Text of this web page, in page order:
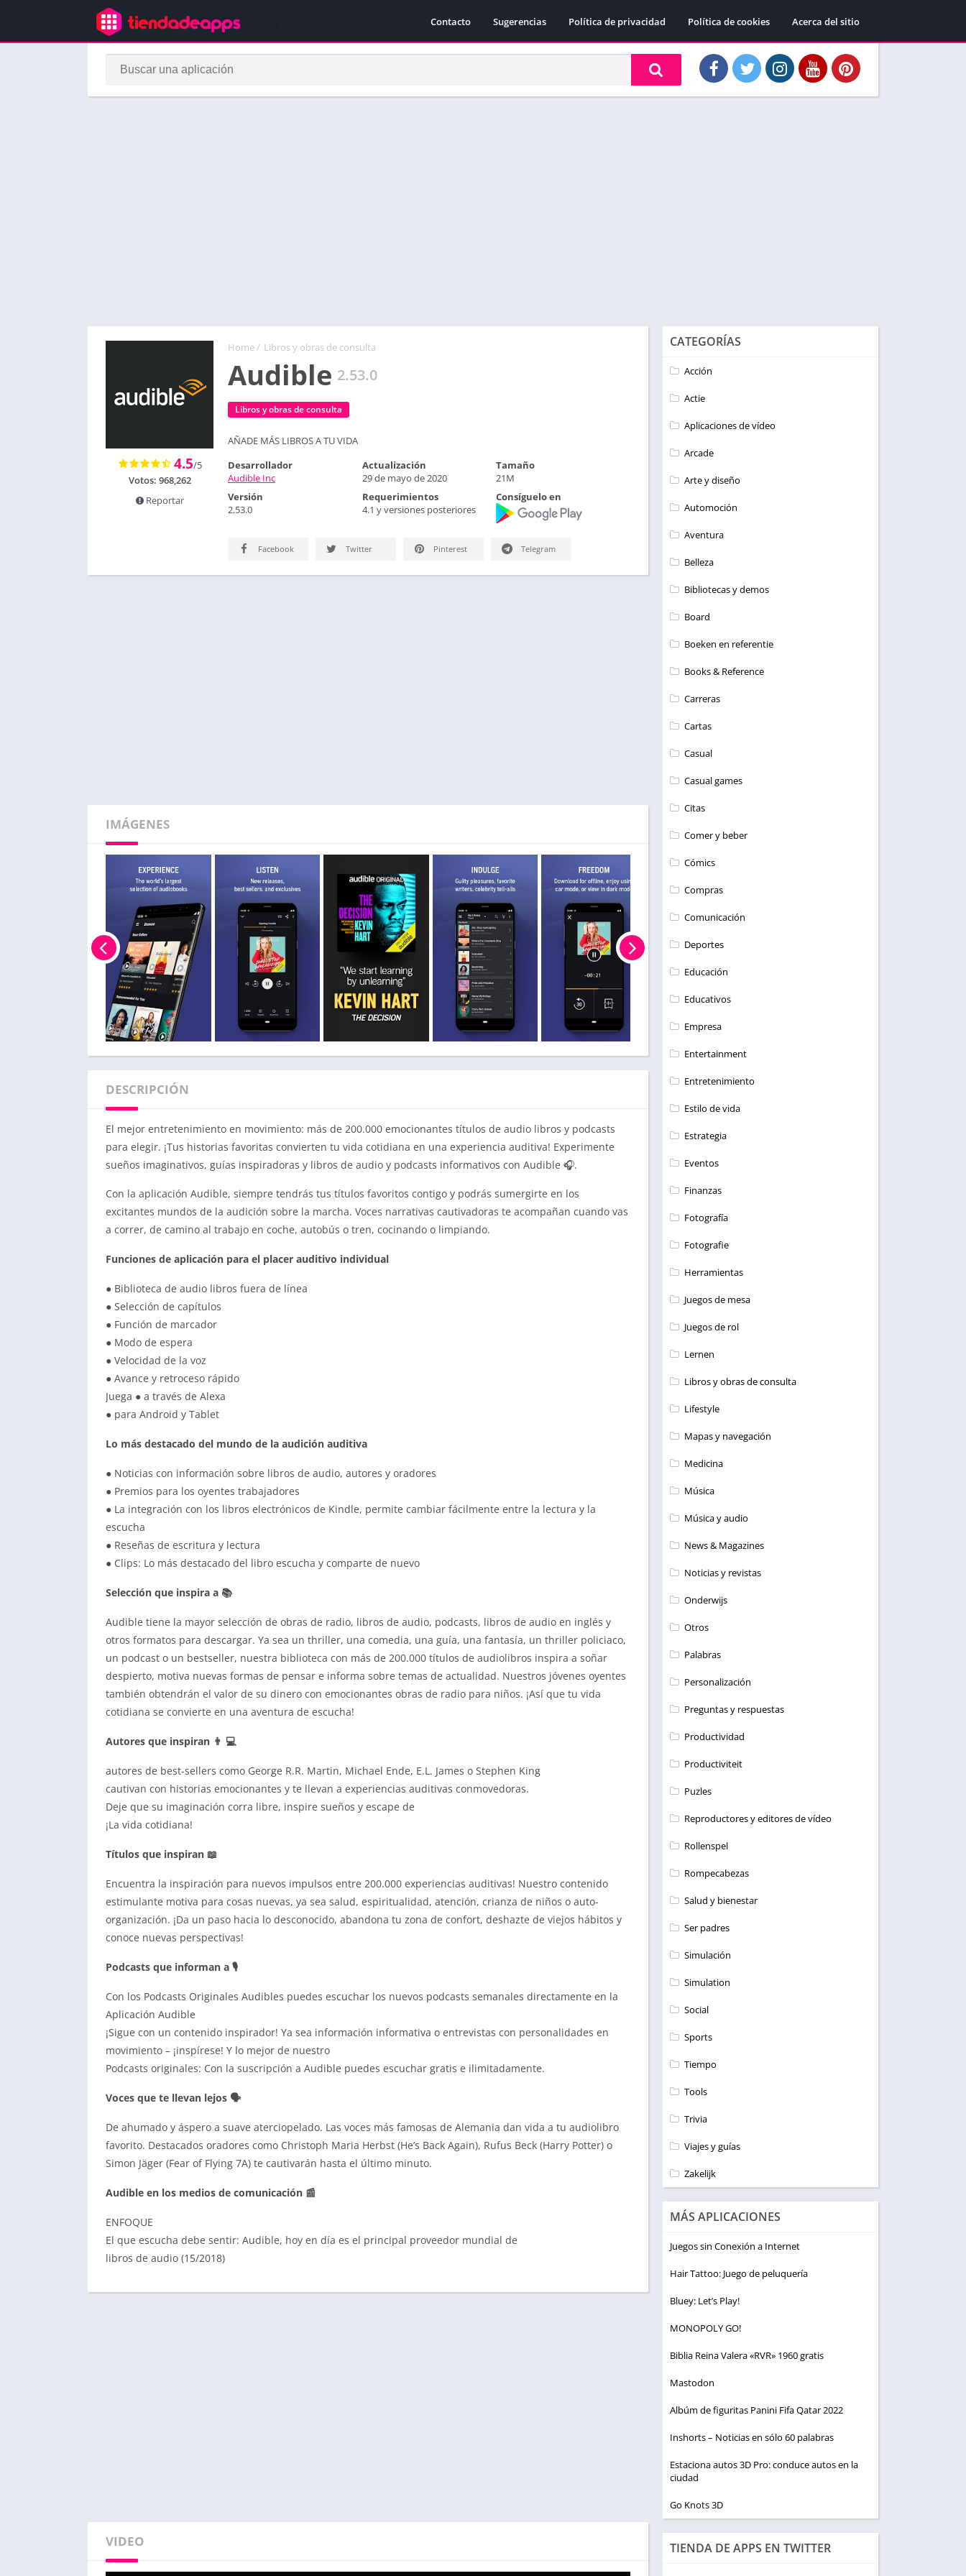
Contacto Sugerencias Política de privacidad Política de cookies Acerca del sitio
Home/ Libros y obras de consulta
Audible 2.53.0
Libros y obras de consulta
AÑADE MÁS LIBROS A TU VIDA
4.5/5
Votos: 968,262
Reportar
Desarrollador
Audible Inc
Actualización
29 de mayo de 2020
Tamaño
21M
Versión
2.53.0
Requerimientos
4.1 y versiones posteriores
Consíguelo en
Facebook Twitter Pinterest Telegram
IMÁGENES
DESCRIPCIÓN
El mejor entretenimiento en movimiento: más de 200.000 emocionantes títulos de audio libros y podcasts
para elegir. ¡Tus historias favoritas convierten tu vida cotidiana en una experiencia auditiva! Experimente
sueños imaginativos, guías inspiradoras y libros de audio y podcasts informativos con Audible 🎧.
Con la aplicación Audible, siempre tendrás tus títulos favoritos contigo y podrás sumergirte en los
excitantes mundos de la audición sobre la marcha. Voces narrativas cautivadoras te acompañan cuando vas
a correr, de camino al trabajo en coche, autobús o tren, cocinando o limpiando.
Funciones de aplicación para el placer auditivo individual
● Biblioteca de audio libros fuera de línea
● Selección de capítulos
● Función de marcador
● Modo de espera
● Velocidad de la voz
● Avance y retroceso rápido
Juega ● a través de Alexa
● para Android y Tablet
Lo más destacado del mundo de la audición auditiva
● Noticias con información sobre libros de audio, autores y oradores
● Premios para los oyentes trabajadores
● La integración con los libros electrónicos de Kindle, permite cambiar fácilmente entre la lectura y la
escucha
● Reseñas de escritura y lectura
● Clips: Lo más destacado del libro escucha y comparte de nuevo
Selección que inspira a 📚
Audible tiene la mayor selección de obras de radio, libros de audio, podcasts, libros de audio en inglés y
otros formatos para descargar. Ya sea un thriller, una comedia, una guía, una fantasía, un thriller policiaco,
un podcast o un bestseller, nuestra biblioteca con más de 200.000 títulos de audiolibros inspira a soñar
despierto, motiva nuevas formas de pensar e informa sobre temas de actualidad. Nuestros jóvenes oyentes
también obtendrán el valor de su dinero con emocionantes obras de radio para niños. ¡Así que tu vida
cotidiana se convierte en una aventura de escucha!
Autores que inspiran 👨 💻
autores de best-sellers como George R.R. Martin, Michael Ende, E.L. James o Stephen King
cautivan con historias emocionantes y te llevan a experiencias auditivas conmovedoras.
Deje que su imaginación corra libre, inspire sueños y escape de
¡La vida cotidiana!
Títulos que inspiran 📖
Encuentra la inspiración para nuevos impulsos entre 200.000 experiencias auditivas! Nuestro contenido
estimulante motiva para cosas nuevas, ya sea salud, espiritualidad, atención, crianza de niños o auto-
organización. ¡Da un paso hacia lo desconocido, abandona tu zona de confort, deshazte de viejos hábitos y
conoce nuevas perspectivas!
Podcasts que informan a 🎙
Con los Podcasts Originales Audibles puedes escuchar los nuevos podcasts semanales directamente en la
Aplicación Audible
¡Sigue con un contenido inspirador! Ya sea información informativa o entrevistas con personalidades en
movimiento – ¡inspírese! Y lo mejor de nuestro
Podcasts originales: Con la suscripción a Audible puedes escuchar gratis e ilimitadamente.
Voces que te llevan lejos 🗣
De ahumado y áspero a suave aterciopelado. Las voces más famosas de Alemania dan vida a tu audiolibro
favorito. Destacados oradores como Christoph Maria Herbst (He’s Back Again), Rufus Beck (Harry Potter) o
Simon Jäger (Fear of Flying 7A) te cautivarán hasta el último minuto.
Audible en los medios de comunicación 📰
ENFOQUE
El que escucha debe sentir: Audible, hoy en día es el principal proveedor mundial de
libros de audio (15/2018)
VIDEO
CATEGORÍAS
Acción
Actie
Aplicaciones de vídeo
Arcade
Arte y diseño
Automoción
Aventura
Belleza
Bibliotecas y demos
Board
Boeken en referentie
Books & Reference
Carreras
Cartas
Casual
Casual games
Citas
Comer y beber
Cómics
Compras
Comunicación
Deportes
Educación
Educativos
Empresa
Entertainment
Entretenimiento
Estilo de vida
Estrategia
Eventos
Finanzas
Fotografía
Fotografie
Herramientas
Juegos de mesa
Juegos de rol
Lernen
Libros y obras de consulta
Lifestyle
Mapas y navegación
Medicina
Música
Música y audio
News & Magazines
Noticias y revistas
Onderwijs
Otros
Palabras
Personalización
Preguntas y respuestas
Productividad
Productiviteit
Puzles
Reproductores y editores de vídeo
Rollenspel
Rompecabezas
Salud y bienestar
Ser padres
Simulación
Simulation
Social
Sports
Tiempo
Tools
Trivia
Viajes y guías
Zakelijk
MÁS APLICACIONES
Juegos sin Conexión a Internet
Hair Tattoo: Juego de peluquería
Bluey: Let’s Play!
MONOPOLY GO!
Biblia Reina Valera «RVR» 1960 gratis
Mastodon
Albúm de figuritas Panini Fifa Qatar 2022
Inshorts – Noticias en sólo 60 palabras
Estaciona autos 3D Pro: conduce autos en la
ciudad
Go Knots 3D
TIENDA DE APPS EN TWITTER